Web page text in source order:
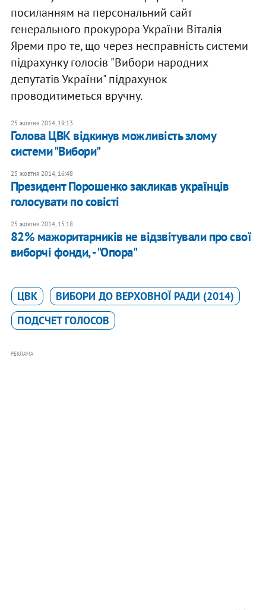
посиланням на персональний сайт
генерального прокурора України Віталія
Яреми про те, що через несправність системи
підрахунку голосів "Вибори народних
депутатів України" підрахунок
проводитиметься вручну.
25 жовтня 2014, 19:13
Голова ЦВК відкинув можливість злому
системи "Вибори"
25 жовтня 2014, 16:48
Президент Порошенко закликав українців
голосувати по совісті
25 жовтня 2014, 15:18
82% мажоритарників не відзвітували про свої
виборчі фонди, - "Опора"
ЦВК
ВИБОРИ ДО ВЕРХОВНОЇ РАДИ (2014)
ПОДСЧЕТ ГОЛОСОВ
РЕКЛАМА